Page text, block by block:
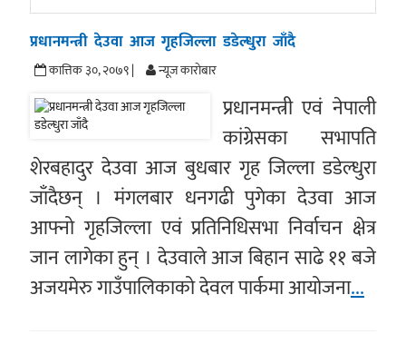
प्रधानमन्त्री देउवा आज गृहजिल्ला डडेल्धुरा जाँदै
कात्तिक ३०, २०७९ | न्यूज काराेबार
प्रधानमन्त्री एवं नेपाली
कांग्रेसका सभापति
शेरबहादुर देउवा आज बुधबार गृह जिल्ला डडेल्धुरा
जाँदैछन् । मंगलबार धनगढी पुगेका देउवा आज
आफ्नो गृहजिल्ला एवं प्रतिनिधिसभा निर्वाचन क्षेत्र
जान लागेका हुन् । देउवाले आज बिहान साढे ११ बजे
अजयमेरु गाउँपालिकाको देवल पार्कमा आयोजना...